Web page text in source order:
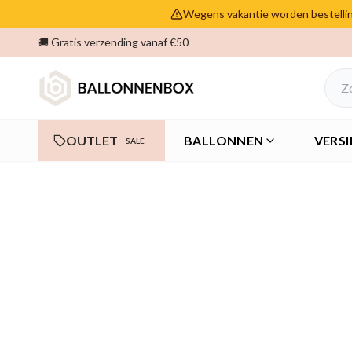
Wegens vakantie worden
🚚 Gratis verzending vanaf €50
OUTLET SALE BALLONNEN